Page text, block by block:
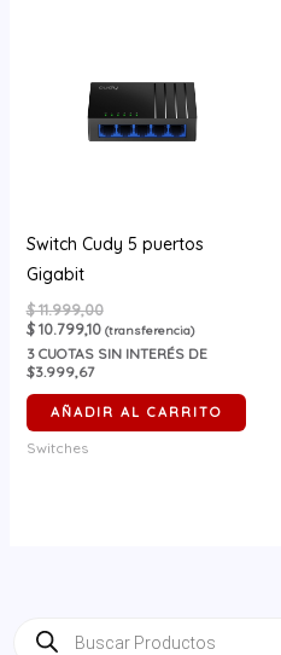
Switch Cudy 5 puertos
Gigabit
$11.999,00
$10.799,10 (transferencia)
3CUOTAS SIN INTERÉS DE
$3.999,67
AÑADIR AL CARRITO
Switches